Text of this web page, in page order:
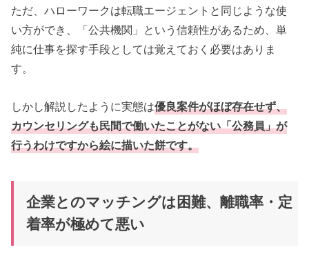
ただ、ハローワークは転職エージェントと同じような使
い方ができ、「公共機関」という信頼性があるため、単
純に仕事を探す手段としては覚えておく必要はありま
す。
しかし解説したように実態は優良案件がほぼ存在せず、
カウンセリングも民間で働いたことがない「公務員」が
行うわけですから絵に描いた餅です。
企業とのマッチングは困難、離職率・定
着率が極めて悪い